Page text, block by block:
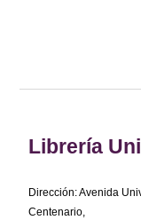
Librería
Dirección: Avenida
Centenario,